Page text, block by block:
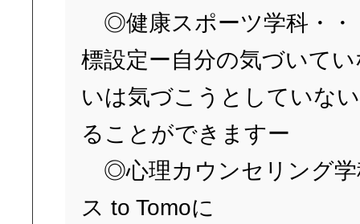
◎健康スポーツ学科・・
標設定ー自分の気づいて
いは気づこうとしていな
ることができますー
◎心理カウンセリング学
ス to Tomoに